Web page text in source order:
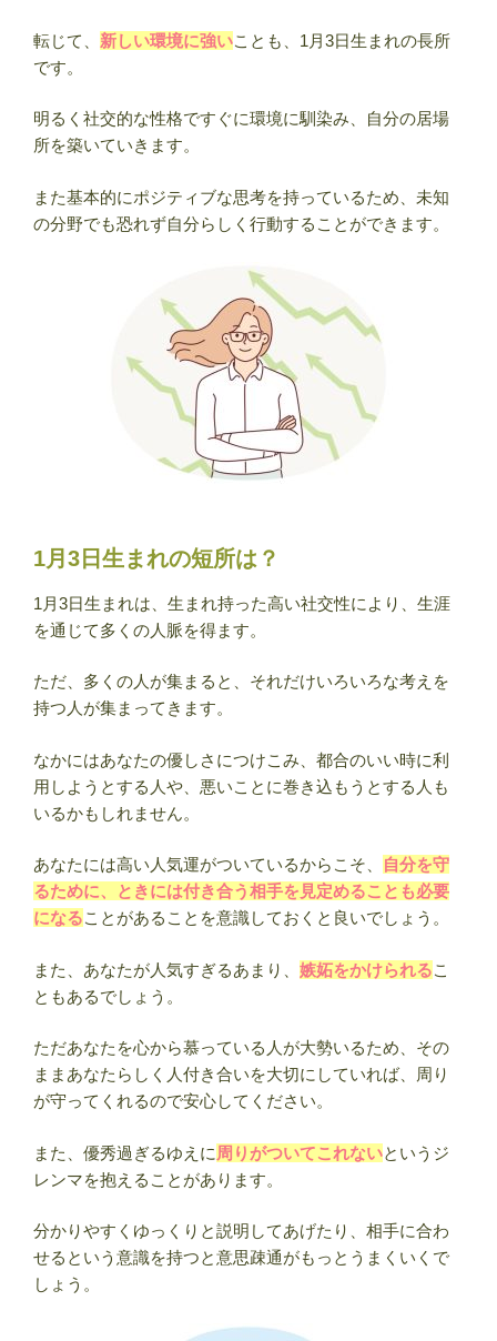
転じて、 新しい環境に強いことも、1月3日生まれの長所
です。
明るく社交的な性格ですぐに環境に馴染み、自分の居場
所を築いていきます。
また基本的にポジティブな思考を持っているため、未知
の分野でも恐れず自分らしく行動することができます。
1月3日生まれの短所は？
1月3日生まれは、生まれ持った高い社交性により、生涯
を通じて多くの人脈を得ます。
ただ、多くの人が集まると、それだけいろいろな考えを
持つ人が集まってきます。
なかにはあなたの優しさにつけこみ、都合のいい時に利
用しようとする人や、悪いことに巻き込もうとする人も
いるかもしれません。
あなたには高い人気運がついているからこそ、
自分を守
るために、ときには付き合う相手を見定めることも必要
になることがあることを意識しておくと良いでしょう。
また、あなたが人気すぎるあまり、 嫉妬をかけられるこ
ともあるでしょう。
ただあなたを心から慕っている人が大勢いるため、その
ままあなたらしく人付き合いを大切にしていれば、周り
が守ってくれるので安心してください。
また、優秀過ぎるゆえに 周りがついてこれないというジ
レンマを抱えることがあります。
分かりやすくゆっくりと説明してあげたり、相手に合わ
せるという意識を持つと意思疎通がもっとうまくいくで
しょう。